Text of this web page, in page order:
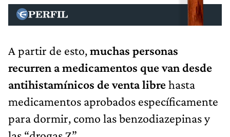
A partir de esto,muchas personas
recurren a medicamentos que van desde
antihistamínicos de venta librehasta
medicamentos aprobados específicamente
para dormir, como las benzodiazepinas y